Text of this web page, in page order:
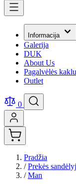
Informacija
Galerija
DUK
About Us
Pagalvėlės
Outlet
0
Pradžia
/ Prekės
/ Man